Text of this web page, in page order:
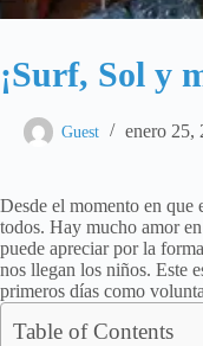
¡Surf, Sol y
Guest enero 25,
Desde el momento en que
todos. Hay mucho amor
puede apreciar por la
nos llegan los niños. Este
primeros días como
Table of Contents